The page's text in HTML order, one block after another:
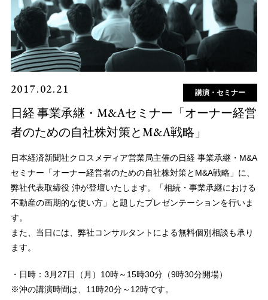
2017.02.21 講演・セミナー
日経 事業承継・M&Aセミナー「オーナー経営
者のための自社株対策とM&A戦略」
日本経済新聞社クロスメディア営業局主催の日経 事業承継・M&A
セミナー「オーナー経営者のための自社株対策とM&A戦略」に、
弊社代表取締役 沖が登壇いたします。「相続・事業承継における
不動産の画期的な使い方」と題したプレゼンテーションを行いま
す。
また、当日には、弊社コンサルタントによる無料個別相談も承り
ます。
・日時：3月27日（月）10時～15時30分（9時30分開場）
※沖の講演時間は、11時20分～12時です。